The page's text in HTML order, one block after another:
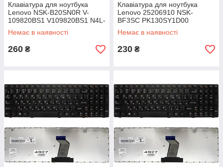
Клавіатура для ноутбука
Lenovo NSK-B20SN0R V-
109820BS1 V109820BS1 N4L-
RU N4T-RU G560-RU MP-
09F83SU-6861
Немає в наявності
260 ₴
Клавіатура для ноутбука
Lenovo 25206910 NSK-
BF3SC PK130SY1D00
PK130N23D05 9Z.N8RSC.30R
9Z.N5SSC.P0R
Немає в наявності
230 ₴